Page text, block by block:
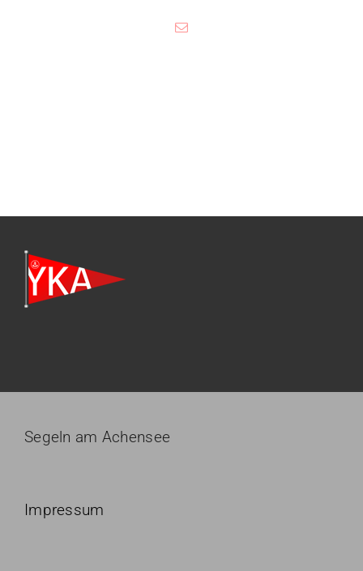
Segeln am Achensee
Impressum